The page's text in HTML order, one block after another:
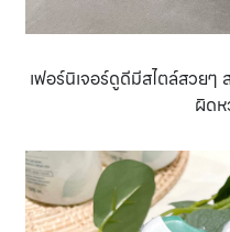
เฟอร์นิเจอร์ดูดีมีสไตล์สวยๆ
ผิด